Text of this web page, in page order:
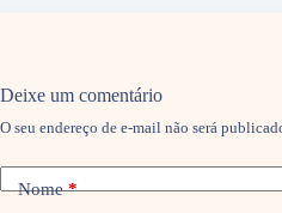
Deixe um comentário
O seu endereço de e-mail não será
Nome*